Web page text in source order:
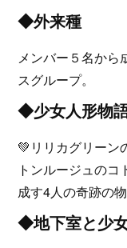
◆外来種
メンバー５名から
スグループ。
◆少女人形物
💚リリカグリーン
トンルージュの
成す4人の奇跡の物
◆地下室と少女